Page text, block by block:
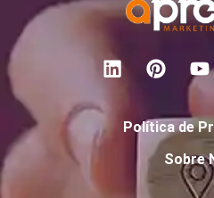
Política de
Sobre